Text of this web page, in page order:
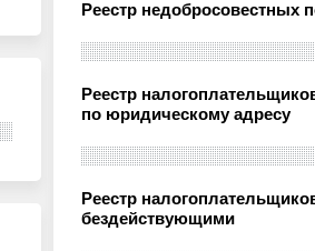
Реестр недобросовестных
Реестр
по юридическому адресу
Реестр
бездействующими